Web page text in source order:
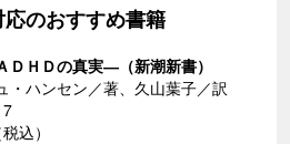
のおすすめ書籍
ＤＨＤの真実―（新潮新書）
・ハンセン／著、久山葉子／訳
込）